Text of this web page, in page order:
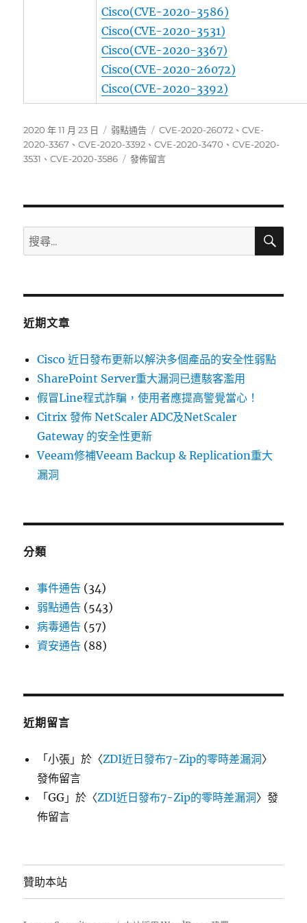
Cisco(CVE-2020-3586)
Cisco(CVE-2020-3531)
Cisco(CVE-2020-3367)
Cisco(CVE-2020-26072)
Cisco(CVE-2020-3392)
發
佈
日
2020 年 11 月 23 日
分
類
弱點通告
標
籤
CVE-2020-26072 、CVE-
2020-3367 、CVE-2020-3392 、CVE-2020-3470 、CVE-2020-
3531 、CVE-2020-3586
在
布
新
品
存
的
遠
端
式
發佈留言
搜
尋
鍵
搜
近期文章
Cisco 近日發布更新以解決多個產品的安全性弱點
SharePoint Server重大漏洞已遭駭客濫用
假冒Line程式詐騙，使用者應提高警覺當心！
Citrix 發佈 NetScaler ADC及NetScaler
Gateway 的安全性更新
Veeam修補Veeam Backup & Replication重大
漏洞
分類
事件通告 (34)
弱點通告 (543)
病毒通告 (57)
資安通告 (88)
近期留言
「小張 」於〈ZDI近日發布7-Zip的零時差漏洞〉
發佈留言
「GG 」於〈ZDI近日發布7-Zip的零時差漏洞〉發
佈留言
贊助本站